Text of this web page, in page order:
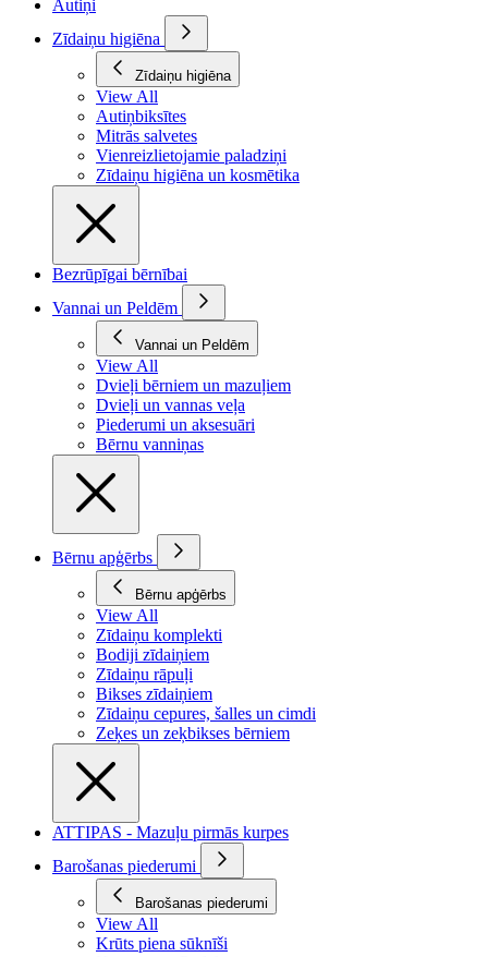
Autiņi
Zīdaiņu higiēna
Zīdaiņu higiēna
View All
Autiņbiksītes
Mitrās salvetes
Vienreizlietojamie paladziņi
Zīdaiņu higiēna un kosmētika
Bezrūpīgai bērnībai
Vannai un Peldēm
Vannai un Peldēm
View All
Dvieļi bērniem un mazuļiem
Dvieļi un vannas veļa
Piederumi un aksesuāri
Bērnu vanniņas
Bērnu apģērbs
Bērnu apģērbs
View All
Zīdaiņu komplekti
Bodiji zīdaiņiem
Zīdaiņu rāpuļi
Bikses zīdaiņiem
Zīdaiņu cepures, šalles un cimdi
Zeķes un zeķbikses bērniem
ATTIPAS - Mazuļu pirmās kurpes
Barošanas piederumi
Barošanas piederumi
View All
Krūts piena sūknīši